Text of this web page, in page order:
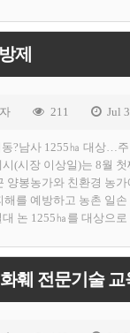
제
211 Jul
동?남사 1255㏊ 대상…
(시장 이상일)는 8월
양봉농가와 친환경 농
해를 예방하고 농촌 일
대 논 1255㏊를 대상으
훼 전문기술 교